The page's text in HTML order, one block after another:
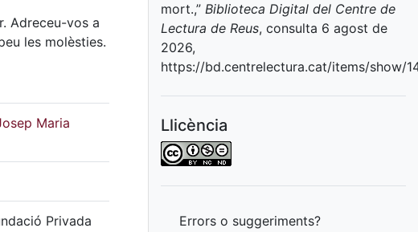
Adreceu-vos a
les molèsties.
Maria
Privada
mort.,” Biblioteca Digital del Centre de
Lectura de Reus, consulta 6 agost de
2026,
https://bd.centrelectura.cat/items/show/
Llicència
Errors o suggeriments?